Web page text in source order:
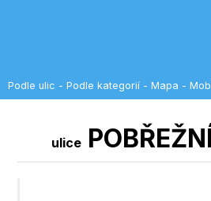
Podle ulic - Podle kategorií - Mapa -
ulice